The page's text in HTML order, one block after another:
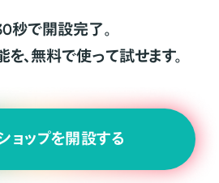
秒で開設完了。
、無料で使って試せます。
ョップを開設する